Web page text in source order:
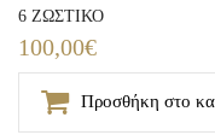
6 ΖΩΣΤΙΚΟ
100,00€
Προσθήκη στο